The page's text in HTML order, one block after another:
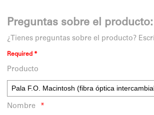
Preguntas sobre el producto:
¿Tienes preguntas sobre el producto?
Required *
Producto
Nombre